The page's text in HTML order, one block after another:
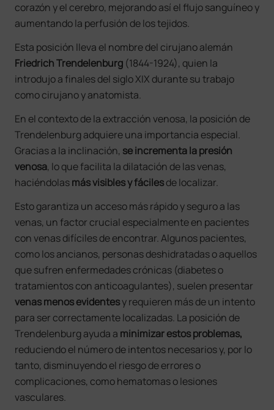
corazón y el cerebro, mejorando así el flujo sanguíneo y
aumentando la perfusión de los tejidos.
Esta posición lleva el nombre del cirujano alemán
Friedrich Trendelenburg (1844-1924), quien la
introdujo a finales del siglo XIX durante su trabajo
como cirujano y anatomista.
En el contexto de la extracción venosa, la posición de
Trendelenburg adquiere una importancia especial.
Gracias a la inclinación, se incrementa la presión
venosa, lo que facilita la dilatación de las venas,
haciéndolasmás visibles y fácilesde localizar.
Esto garantiza un acceso más rápido y seguro a las
venas, un factor crucial especialmente en pacientes
con venas difíciles de encontrar. Algunos pacientes,
como los ancianos, personas deshidratadas o aquellos
que sufren enfermedades crónicas (diabetes o
tratamientos con anticoagulantes), suelen presentar
venas menos evidentesy requieren más de un intento
para ser correctamente localizadas. La posición de
Trendelenburg ayuda a minimizar estos problemas,
reduciendo el número de intentos necesarios y, por lo
tanto, disminuyendo el riesgo de errores o
complicaciones, como hematomas o lesiones
vasculares.